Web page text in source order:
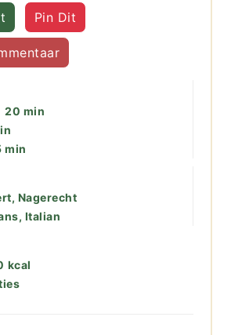
Pin Dit
20 minuten
min
minuten
min
Nagerecht
Italian
kcal